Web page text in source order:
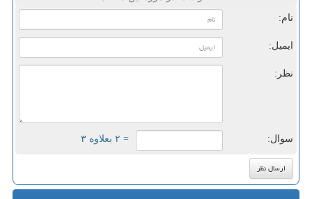
نام:
ایمیل:
نظر:
سوال: = ۲ بعلاوه ۳